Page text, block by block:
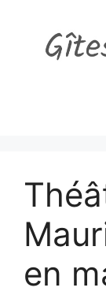
contenu
en